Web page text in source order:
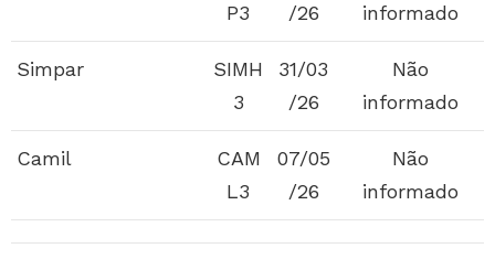
P3
/26
informado
Simpar
SIMH
3
31/03
/26
Não
informado
Camil
CAM
L3
07/05
/26
Não
informado